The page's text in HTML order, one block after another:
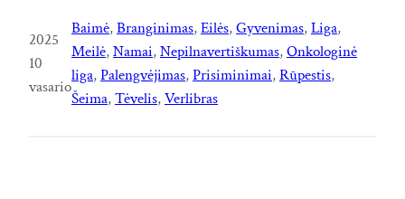
2025
10
vasario
Baimė, Branginimas, Eilės, Gyvenimas, Liga
Meilė, Namai, Nepilnavertiškumas, Onkologinė
liga, Palengvėjimas, Prisiminimai, Rūpestis
Šeima, Tėvelis, Verlibras